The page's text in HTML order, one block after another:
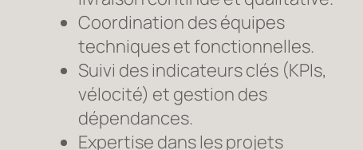
Coordination des équipes
techniques et fonctionnelles.
Suivi des indicateurs clés (KPIs,
vélocité) et gestion des
dépendances.
Expertise dans les projets